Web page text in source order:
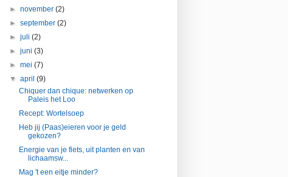
►november(2)
►september(2)
►juli(2)
►juni(3)
►mei(7)
▼april(9)
Chiquer dan chique: netwerken op
Paleis het Loo
Recept: Wortelsoep
Heb jij (Paas)eieren voor je geld
gekozen?
Energie van je fiets, uit planten en van
lichaamsw...
Mag 't een eitje minder?